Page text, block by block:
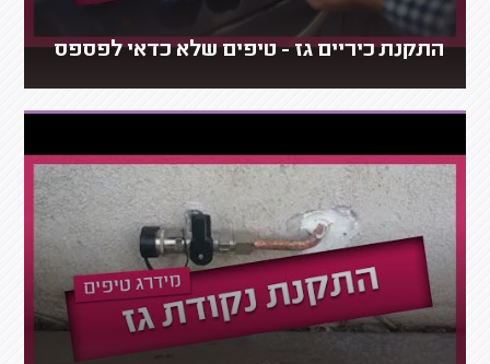
התקנת כיריים גז - טיפים שלא כדאי לפספס